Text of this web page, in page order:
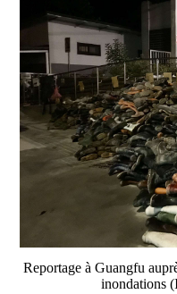
Reportage à Guangfu
inondations